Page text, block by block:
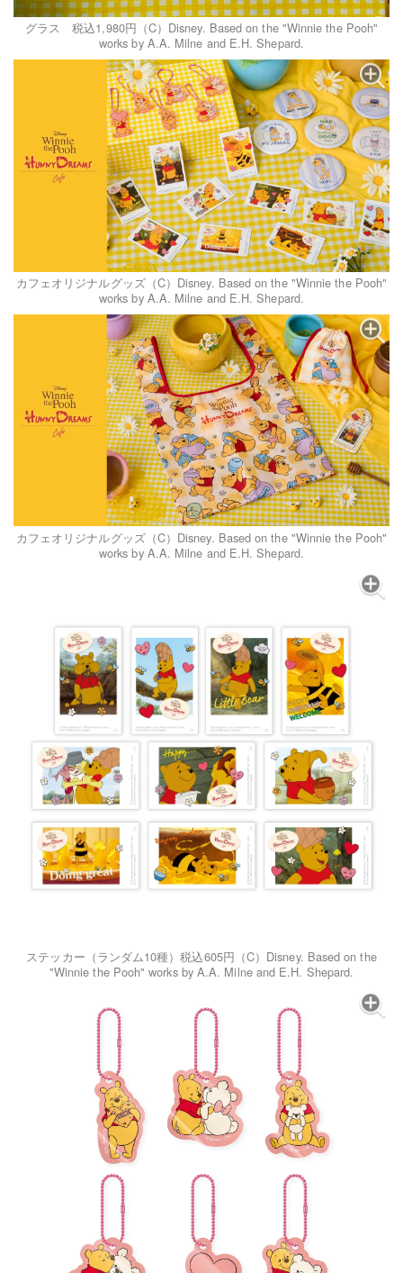
グラス 税込1,980円（C）Disney. Based on the "Winnie the Pooh"
works by A.A. Milne and E.H. Shepard.
カフェオリジナルグッズ（C）Disney. Based on the "Winnie the Pooh"
works by A.A. Milne and E.H. Shepard.
カフェオリジナルグッズ（C）Disney. Based on the "Winnie the Pooh"
works by A.A. Milne and E.H. Shepard.
ステッカー（ランダム10種）税込605円（C）Disney. Based on the
"Winnie the Pooh" works by A.A. Milne and E.H. Shepard.